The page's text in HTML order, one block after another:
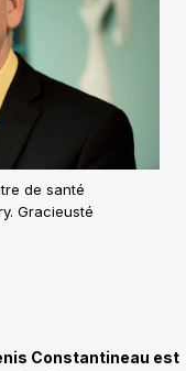
de santé
Gracieusté
Constantineau est